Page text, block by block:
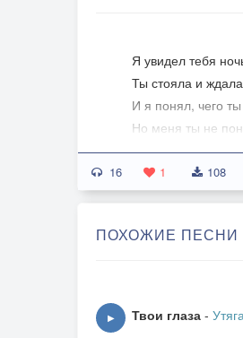
Я увидел тебя
Ты стояла и ждала
И я понял, чего
Но меня ты не
Ах, какой был
Ах, какой был
Но сгорели
И теперь мой
Дамы сердца
16 1 108
ПОХОЖИЕ ПЕСНИ
▶ Твои глаза -